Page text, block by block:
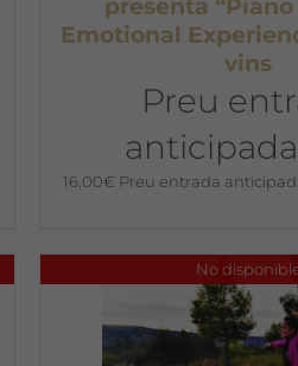
presenta
Emotional
vins
Preu
16,00€ Preu entrada
No